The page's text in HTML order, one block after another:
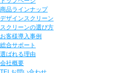
商品ラインナップ
デザインスクリーン
スクリーンの選び方
お客様導入事例
総合サポート
選ばれる理由
会社概要